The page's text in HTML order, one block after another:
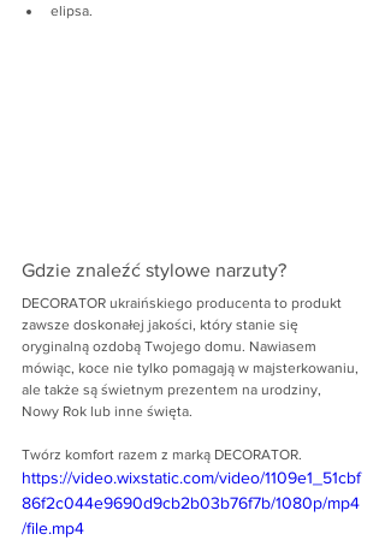
elipsa.
Gdzie znaleźć stylowe narzuty?
DECORATOR ukraińskiego producenta to produkt
zawsze doskonałej jakości, który stanie się
oryginalną ozdobą Twojego domu. Nawiasem
mówiąc, koce nie tylko pomagają w majsterkowaniu,
ale także są świetnym prezentem na urodziny,
Nowy Rok lub inne święta.
Twórz komfort razem z marką DECORATOR.
https://video.wixstatic.com/video/1109e1_51cbf
86f2c044e9690d9cb2b03b76f7b/1080p/mp4
/file.mp4